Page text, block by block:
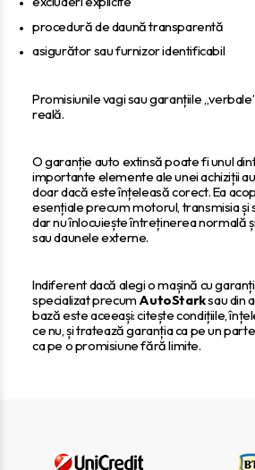
procedură de daună transparentă
asigurător sau furnizor identificabil
Promisiunile vagi sau garanțiile
reală.
O garanție auto extinsă poate fi unul
importante elemente ale unei achiziții
doar dacă este înțeleasă corect. Ea
esențiale precum motorul, transmisia și
dar nu înlocuiește întreținerea normală
sau daunele externe.
Indiferent dacă alegi o mașină cu
specializat precumAutoStarksau din
bază este aceeași: citește condițiile,
ce nu, și tratează garanția ca pe un
ca pe o promisiune fără limite.